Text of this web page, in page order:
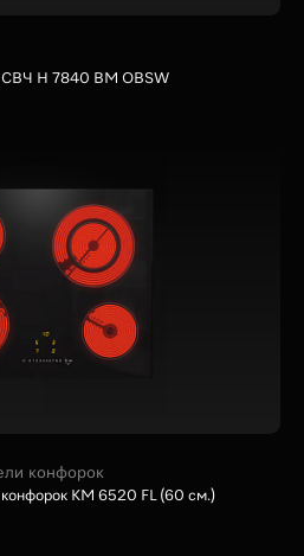
СВЧ H 7840 BM OBSW
конфорок
KM 6520 FL (60 см.)